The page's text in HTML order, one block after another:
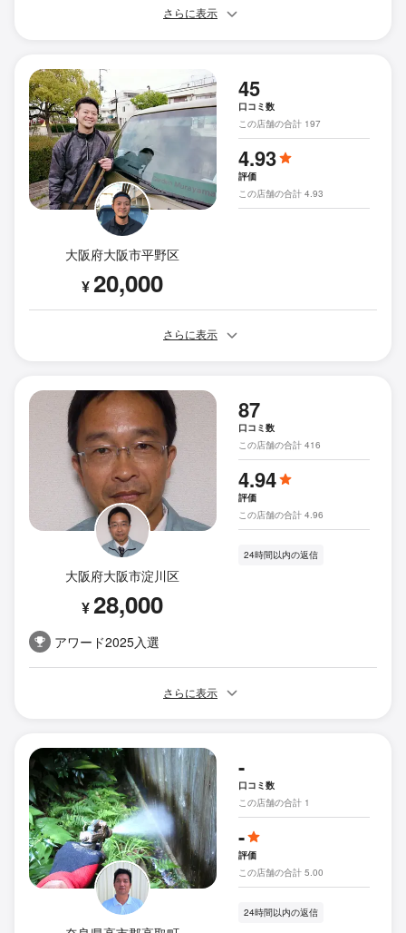
さらに表示
大阪府大阪市平野区
¥20,000
45
口コミ数
この店舗の合計 197
4.93
評価
この店舗の合計 4.93
さらに表示
大阪府大阪市淀川区
¥28,000
アワード2025入選
87
口コミ数
この店舗の合計 416
4.94
評価
この店舗の合計 4.96
24時間以内の返信
さらに表示
-
口コミ数
この店舗の合計 1
-
評価
この店舗の合計 5.00
24時間以内の返信